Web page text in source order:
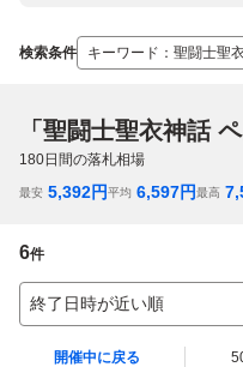
検索条件 キーワード ： 聖闘士聖
180日間の落札相場
最安 5,392円平均 6,597円最高
6件
終了日時が近い順
開催中に戻る